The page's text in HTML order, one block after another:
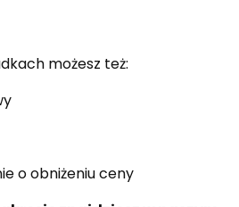
możesz też:
o obniżeniu ceny